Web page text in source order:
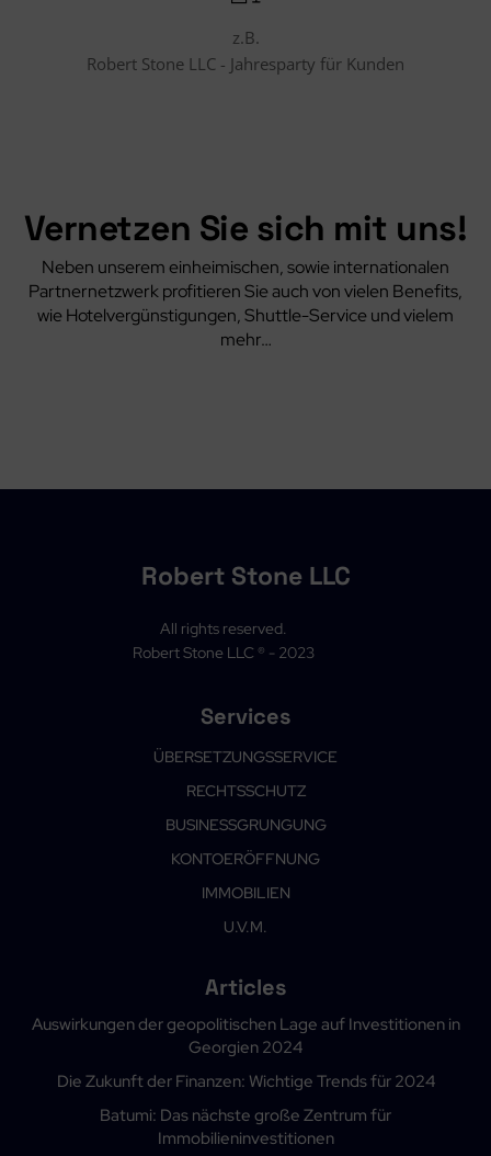
z.B.
Robert Stone LLC - Jahresparty für Kunden
Vernetzen Sie sich mit uns!
Neben unserem einheimischen, sowie internationalen
Partnernetzwerk profitieren Sie auch von vielen Benefits,
wie Hotelvergünstigungen, Shuttle-Service und vielem
mehr…
Robert Stone LLC
All rights reserved.
Robert Stone LLC ® - 2023
Services
ÜBERSETZUNGSSERVICE
RECHTSSCHUTZ
BUSINESSGRUNGUNG
KONTOERÖFFNUNG
IMMOBILIEN
U.V.M.
Articles
Auswirkungen der geopolitischen Lage auf Investitionen in
Georgien 2024
Die Zukunft der Finanzen: Wichtige Trends für 2024
Batumi: Das nächste große Zentrum für
Immobilieninvestitionen